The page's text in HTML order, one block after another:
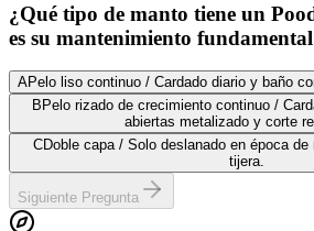
¿Qué tipo de manto tiene un
es su mantenimiento
APelo liso continuo / Cardado diario y baño
B Pelo rizado de crecimiento continuo /
abiertas metalizado y corte
CDoble capa / Solo deslanado en época
tijera.
Siguiente Pregunta